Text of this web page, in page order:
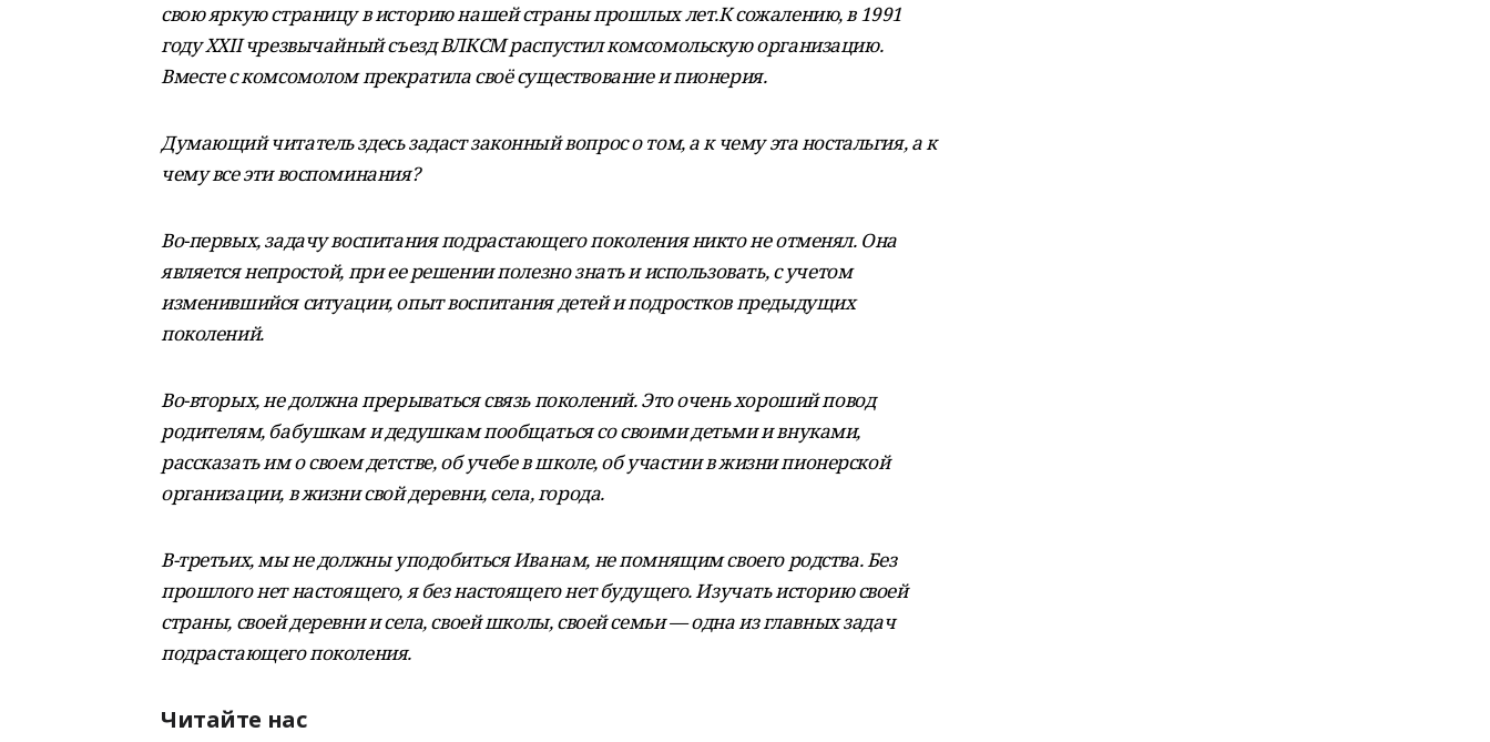
свою яркую страницу в историю нашей страны прошлых лет.К сожалению, в 1991
году XXII чрезвычайный съезд ВЛКСМ распустил комсомольскую организацию.
Вместе с комсомолом прекратила своё существование и пионерия.
Думающий читатель здесь задаст законный вопрос о том, а к чему эта ностальгия, а к
чему все эти воспоминания?
Во-первых, задачу воспитания подрастающего поколения никто не отменял. Она
является непростой, при ее решении полезно знать и использовать, с учетом
изменившийся ситуации, опыт воспитания детей и подростков предыдущих
поколений.
Во-вторых, не должна прерываться связь поколений. Это очень хороший повод
родителям, бабушкам и дедушкам пообщаться со своими детьми и внуками,
рассказать им о своем детстве, об учебе в школе, об участии в жизни пионерской
организации, в жизни свой деревни, села, города.
В-третьих, мы не должны уподобиться Иванам, не помнящим своего родства. Без
прошлого нет настоящего, я без настоящего нет будущего. Изучать историю своей
страны, своей деревни и села, своей школы, своей семьи — одна из главных задач
подрастающего поколения.
Читайте нас